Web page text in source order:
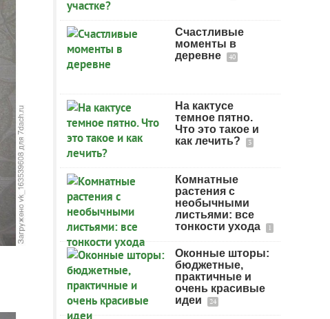
Счастливые
моменты в
деревне
40
На кактусе
темное пятно.
Что это такое и
как лечить?
3
Комнатные
растения с
необычными
листьями: все
тонкости ухода
1
Оконные шторы:
бюджетные,
практичные и
очень красивые
идеи
24